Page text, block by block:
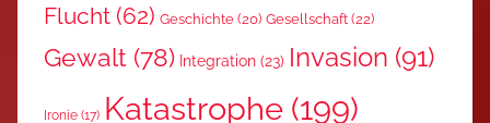
Flucht (62) Geschichte (20) Gesellschaft(22)
Gewalt (78) Integration (23) Invasion (91)
Ironie (17) Katastrophe (199)